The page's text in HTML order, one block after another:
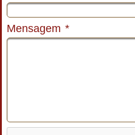
Mensagem *